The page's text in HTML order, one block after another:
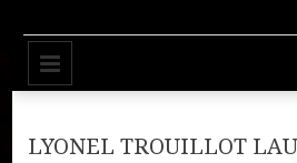
LYONEL TROUILLOT